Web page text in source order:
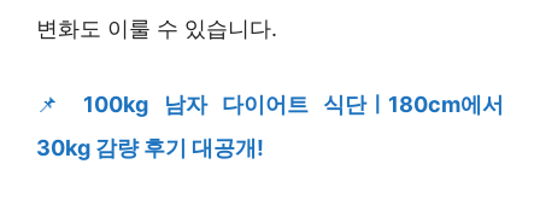
변화도 이룰 수 있습니다.
📌 100kg 남자 다이어트 식단ㅣ180cm에서
30kg 감량 후기 대공개!